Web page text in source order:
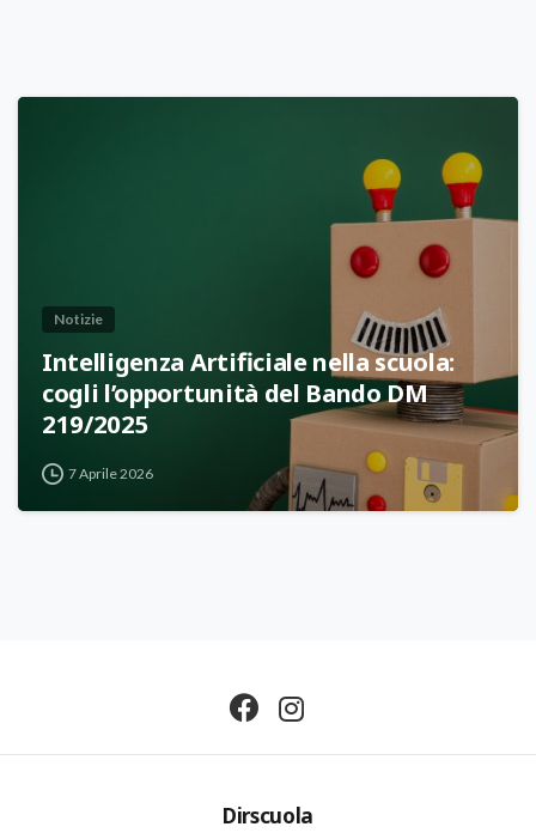
Notizie
Intelligenza Artificiale nella scuola:
cogli l’opportunità del Bando DM
219/2025
7 Aprile 2026
Dirscuola